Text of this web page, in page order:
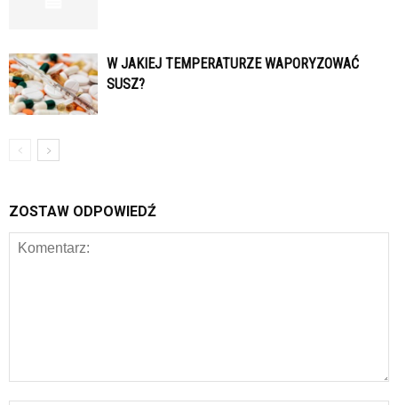
W JAKIEJ TEMPERATURZE WAPORYZOWAĆ
SUSZ?
ZOSTAW ODPOWIEDŹ